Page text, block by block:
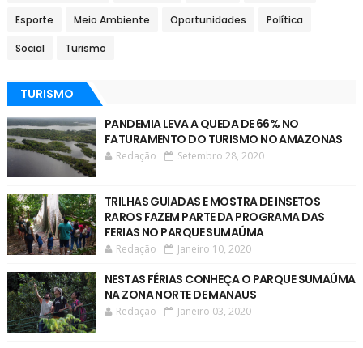
Esporte Meio Ambiente Oportunidades Política
Social Turismo
TURISMO
PANDEMIA LEVA A QUEDA DE 66% NO
FATURAMENTO DO TURISMO NO AMAZONAS
Redação Setembro 28, 2020
TRILHAS GUIADAS E MOSTRA DE INSETOS
RAROS FAZEM PARTE DA PROGRAMA DAS
FERIAS NO PARQUE SUMAÚMA
Redação Janeiro 10, 2020
NESTAS FÉRIAS CONHEÇA O PARQUE SUMAÚMA
NA ZONA NORTE DE MANAUS
Redação Janeiro 03, 2020